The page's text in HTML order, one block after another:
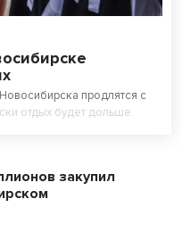
продлятся с
отдых будет дольше.
закупил